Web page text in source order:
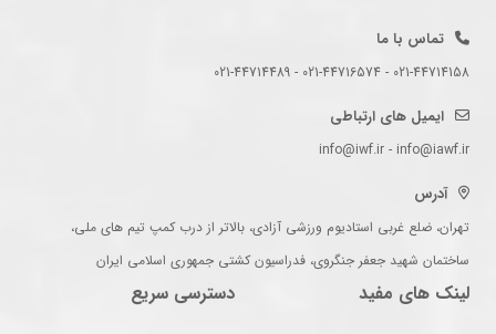
تماس با ما
021-44714158 - 021-44716574 - 021-44714489
ایمیل های ارتباطی
info@iwf.ir - info@iawf.ir
آدرس
تهران، ضلع غربی استادیوم ورزشی آزادی، بالاتر از درب کمپ تیم های ملی،
ساختمان شهید جعفر جنگروی، فدراسیون کشتی جمهوری اسلامی ایران
لینک های مفید دسترسی سریع